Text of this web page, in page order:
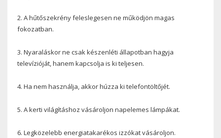
2. A hűtőszekrény feleslegesen ne működjön magas
fokozatban.
3. Nyaraláskor ne csak készenléti állapotban hagyja
televízióját, hanem kapcsolja is ki teljesen.
4. Ha nem használja, akkor húzza ki telefontöltőjét.
5. A kerti világításhoz vásároljon napelemes lámpákat.
6. Legközelebb energiatakarékos izzókat vásároljon.